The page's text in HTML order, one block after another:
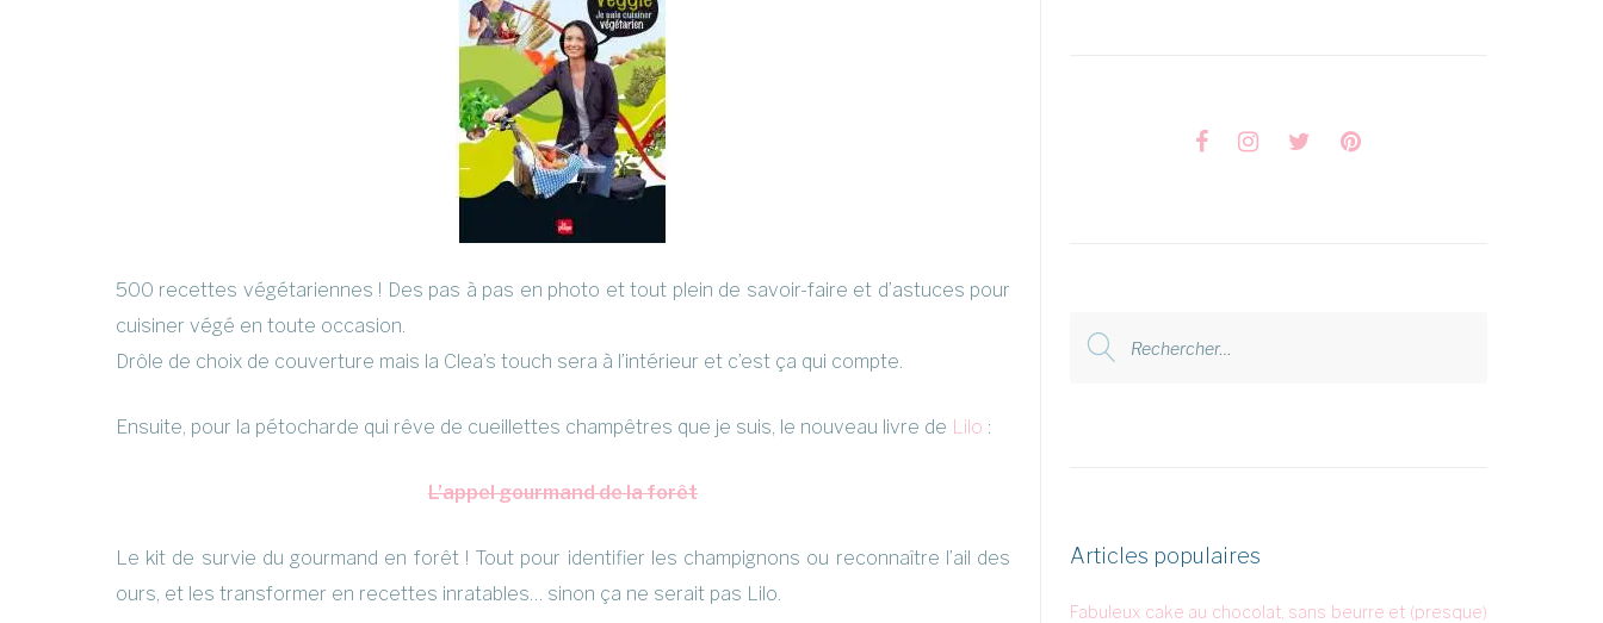
500 recettes végétariennes ! Des pas à pas en photo et tout plein de savoir-faire et d’astuces pour
cuisiner végé en toute occasion.
Drôle de choix de couverture mais la Clea’s touch sera à l’intérieur et c’est ça qui compte.
Ensuite, pour la pétocharde qui rêve de cueillettes champêtres que je suis, le nouveau livre de Lilo :
L’appel gourmand de la forêt
Le kit de survie du gourmand en forêt ! Tout pour identifier les champignons ou reconnaître l’ail des
ours, et les transformer en recettes inratables… sinon ça ne serait pas Lilo.
Articles populaires
Fabuleux cake au chocolat, sans beurre et (presque)